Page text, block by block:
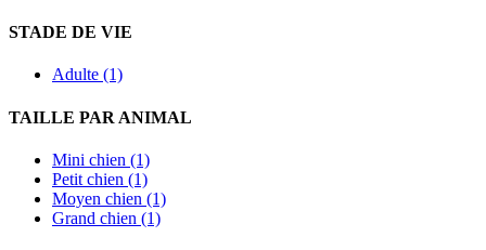
STADE DE VIE
Adulte (1)
TAILLE PAR ANIMAL
Mini chien (1)
Petit chien (1)
Moyen chien (1)
Grand chien (1)